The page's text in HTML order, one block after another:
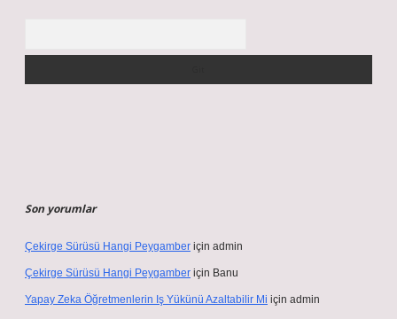
Son yorumlar
Çekirge Sürüsü Hangi Peygamber için admin
Çekirge Sürüsü Hangi Peygamber için Banu
Yapay Zeka Öğretmenlerin Iş Yükünü Azaltabilir Mi için admin